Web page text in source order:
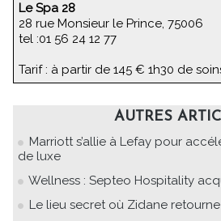
Le Spa 28
28 rue Monsieur le Prince, 75006
tel :01 56 24 12 77
Tarif : à partir de 145 € 1h30 de
AUTRES
Marriott s’allie à Lefay pour
de luxe
Wellness : Septeo Hospitality
Le lieu secret où Zidane